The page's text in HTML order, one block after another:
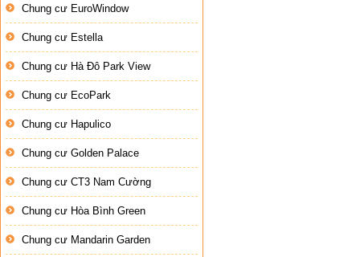
Chung cư EuroWindow
Chung cư Estella
Chung cư Hà Đô Park View
Chung cư EcoPark
Chung cư Hapulico
Chung cư Golden Palace
Chung cư CT3 Nam Cường
Chung cư Hòa Bình Green
Chung cư Mandarin Garden